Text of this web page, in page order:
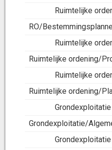
Ruimtelijke
RO/
Ruimtelijke
Ruimtelijke ordening/
Ruimtelijke
Ruimtelijke ordening/
Grondexploitatie
Grondexploitatie/
Grondexploitatie